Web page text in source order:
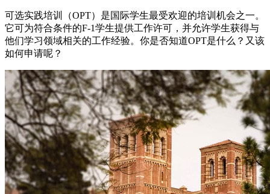
可选实践培训（OPT）是国际学生最受欢迎的培训机会之一。
它可为符合条件的F-1学生提供工作许可，并允许学生获得与
他们学习领域相关的工作经验。你是否知道OPT是什么？又该
如何申请呢？